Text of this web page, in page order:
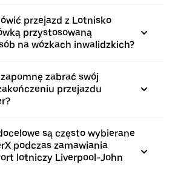
przejazd z Lotnisko
przystosowaną
na wózkach inwalidzkich?
zabrać swój
przejazdu
są często wybierane
podczas zamawiania
lotniczy Liverpool-John